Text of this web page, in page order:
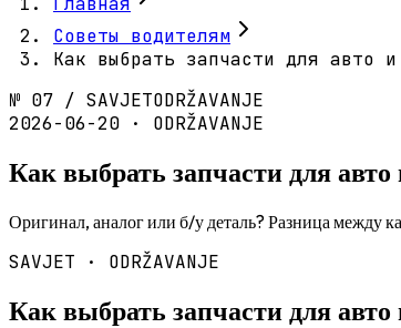
Советы водителям
Как выбрать запчасти для авто
№ 07 / SAVJETODRŽAVANJE
2026-06-20 · ODRŽAVANJE
Как выбрать запчасти для
Оригинал, аналог или б/у деталь? Разница между
SAVJET · ODRŽAVANJE
Как выбрать запчасти для